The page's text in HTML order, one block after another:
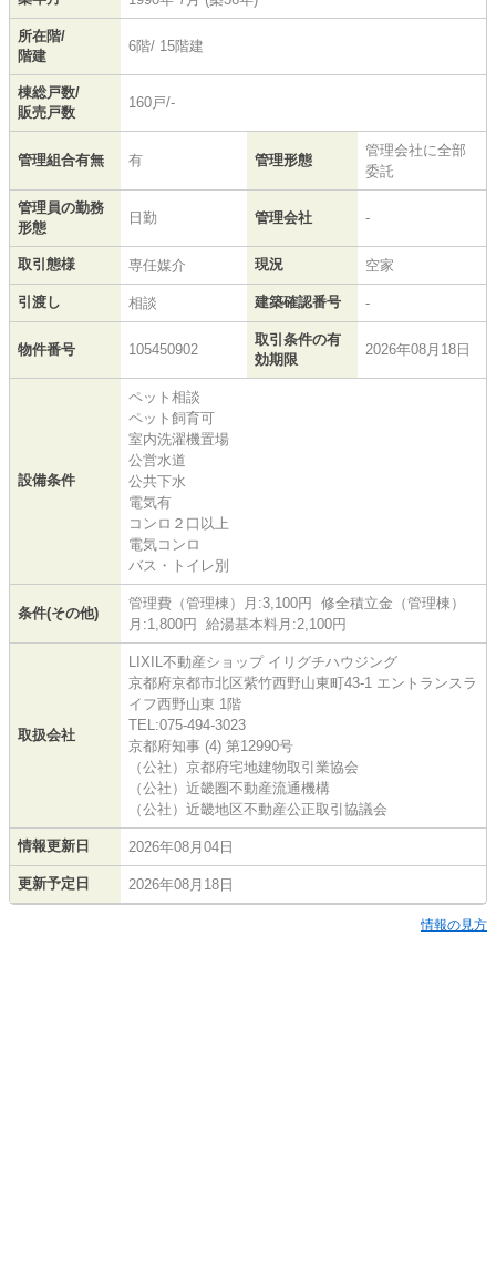
所在階/
階建
6階/ 15階建
棟総戸数/
販売戸数
160戸/-
管理組合有無 有 管理形態
管理会社に全部
委託
管理員の勤務
形態
日勤 管理会社 -
取引態様 専任媒介 現況 空家
引渡し 相談 建築確認番号 -
物件番号 105450902
取引条件の有
効期限
2026年08月18日
設備条件
ペット相談
ペット飼育可
室内洗濯機置場
公営水道
公共下水
電気有
コンロ２口以上
電気コンロ
バス・トイレ別
条件(その他)
管理費（管理棟）月:3,100円 修全積立金（管理棟）
月:1,800円 給湯基本料月:2,100円
取扱会社
LIXIL不動産ショップ イリグチハウジング
京都府京都市北区紫竹西野山東町43-1 エントランスラ
イフ西野山東 1階
TEL:075-494-3023
京都府知事 (4) 第12990号
（公社）京都府宅地建物取引業協会
（公社）近畿圏不動産流通機構
（公社）近畿地区不動産公正取引協議会
情報更新日 2026年08月04日
更新予定日 2026年08月18日
情報の見方